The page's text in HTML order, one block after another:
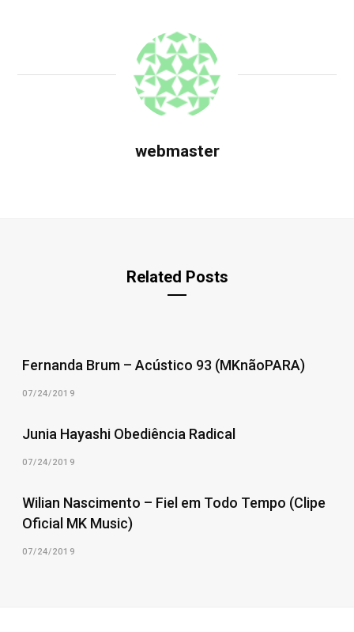
webmaster
Related Posts
Fernanda Brum – Acústico 93 (MKnãoPARA)
07/24/2019
Junia Hayashi Obediência Radical
07/24/2019
Wilian Nascimento – Fiel em Todo Tempo (Clipe
Oficial MK Music)
07/24/2019